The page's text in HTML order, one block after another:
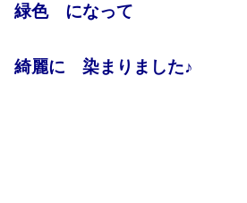
緑色 になって
綺麗に 染まりました♪